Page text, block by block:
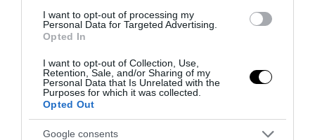
I want to opt-out of processing my
Personal Data for Targeted Advertising.
Opted In
I want to opt-out of Collection, Use,
Retention, Sale, and/or Sharing of my
Personal Data that Is Unrelated with the
Purposes for which it was collected.
Opted Out
Google consents
Tekne agli americani: il Golden Power è l’ultima trincea
di uno Stato senza politica...
7 Agosto 2026